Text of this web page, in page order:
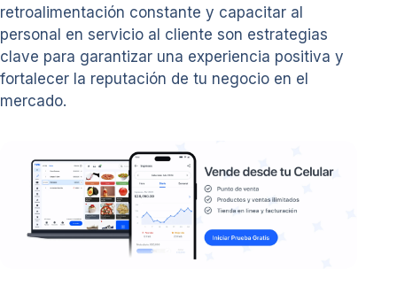
retroalimentación constante y capacitar al
personal en servicio al cliente son estrategias
clave para garantizar una experiencia positiva y
fortalecer la reputación de tu negocio en el
mercado.